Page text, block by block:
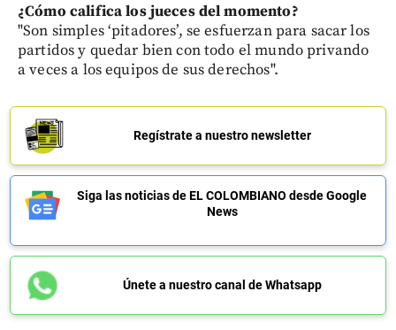
¿Cómo califica los jueces del momento?
"Son simples ‘pitadores’, se esfuerzan para sacar los
partidos y quedar bien con todo el mundo privando
a veces a los equipos de sus derechos".
Regístrate a nuestro newsletter
Siga las noticias de EL COLOMBIANO desde Google
News
Únete a nuestro canal de Whatsapp